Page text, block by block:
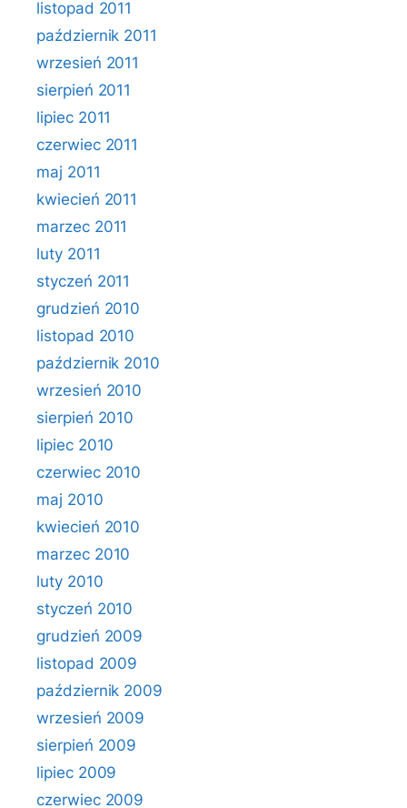
listopad 2011
październik 2011
wrzesień 2011
sierpień 2011
lipiec 2011
czerwiec 2011
maj 2011
kwiecień 2011
marzec 2011
luty 2011
styczeń 2011
grudzień 2010
listopad 2010
październik 2010
wrzesień 2010
sierpień 2010
lipiec 2010
czerwiec 2010
maj 2010
kwiecień 2010
marzec 2010
luty 2010
styczeń 2010
grudzień 2009
listopad 2009
październik 2009
wrzesień 2009
sierpień 2009
lipiec 2009
czerwiec 2009